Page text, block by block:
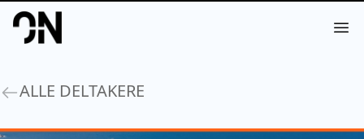
Your Company
ALLE DELTAKERE